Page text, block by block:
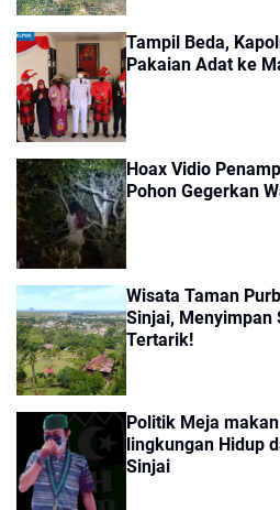
Tampil Beda,
Pakaian Adat ke
Hoax Vidio
Pohon Gegerkan
Wisata Taman
Sinjai, Menyimpan
Tertarik!
Politik Meja
lingkungan Hidup
Sinjai